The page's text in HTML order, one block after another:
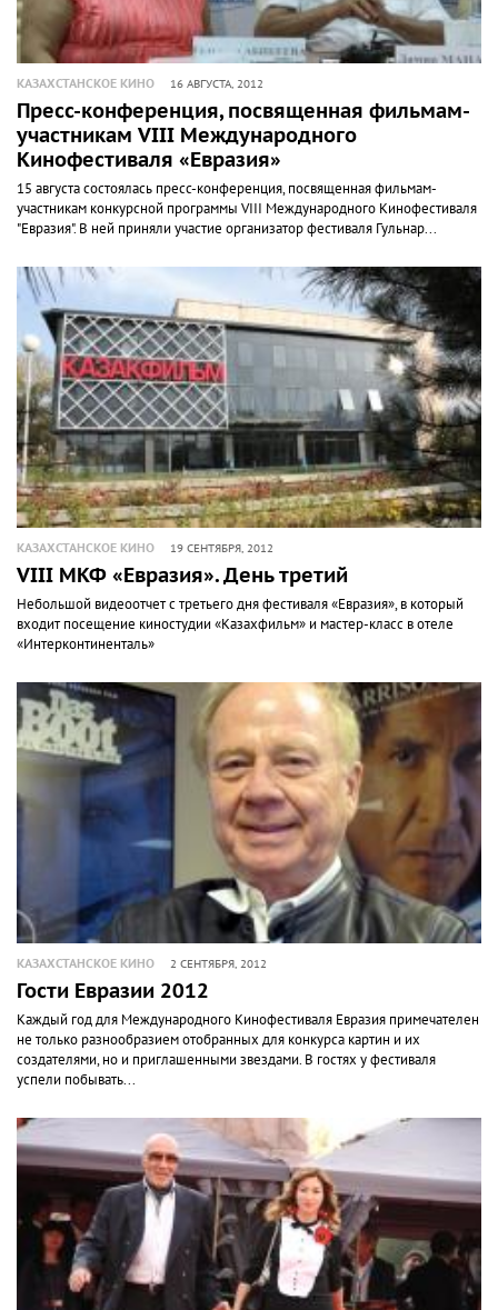
КАЗАХСТАНСКОЕ КИНО 16 АВГУСТА, 2012
Пресс-конференция, посвященная фильмам-
участникам VIII Международного
Кинофестиваля «Евразия»
15 августа состоялась пресс-конференция, посвященная фильмам-
участникам конкурсной программы VIII Международного Кинофестиваля
"Евразия". В ней приняли участие организатор фестиваля Гульнар...
КАЗАХСТАНСКОЕ КИНО 19 СЕНТЯБРЯ, 2012
VIII МКФ «Евразия». День третий
Небольшой видеоотчет с третьего дня фестиваля «Евразия», в который
входит посещение киностудии «Казахфильм» и мастер-класс в отеле
«Интерконтиненталь»
КАЗАХСТАНСКОЕ КИНО 2 СЕНТЯБРЯ, 2012
Гости Евразии 2012
Каждый год для Международного Кинофестиваля Евразия примечателен
не только разнообразием отобранных для конкурса картин и их
создателями, но и приглашенными звездами. В гостях у фестиваля
успели побывать...